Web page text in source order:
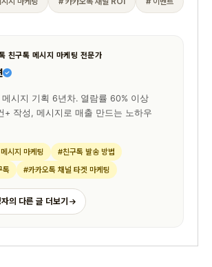
친구톡 메시지 마케팅 전문가
메시지 기획 6년차. 열람률 60% 이상
+ 작성, 메시지로 매출 만드는 노하우
시지 마케팅
#친구톡 발송 방법
톡
#카카오톡 채널 타겟 마케팅
의 다른 글 더보기